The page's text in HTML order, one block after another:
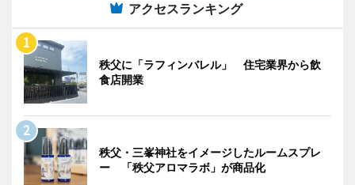
アクセスランキング
秩父に「ラフィンバレル」 住宅業界から飲
食店開業
秩父・三峯神社をイメージしたルームスプレ
ー 「秩父アロマラボ」が商品化